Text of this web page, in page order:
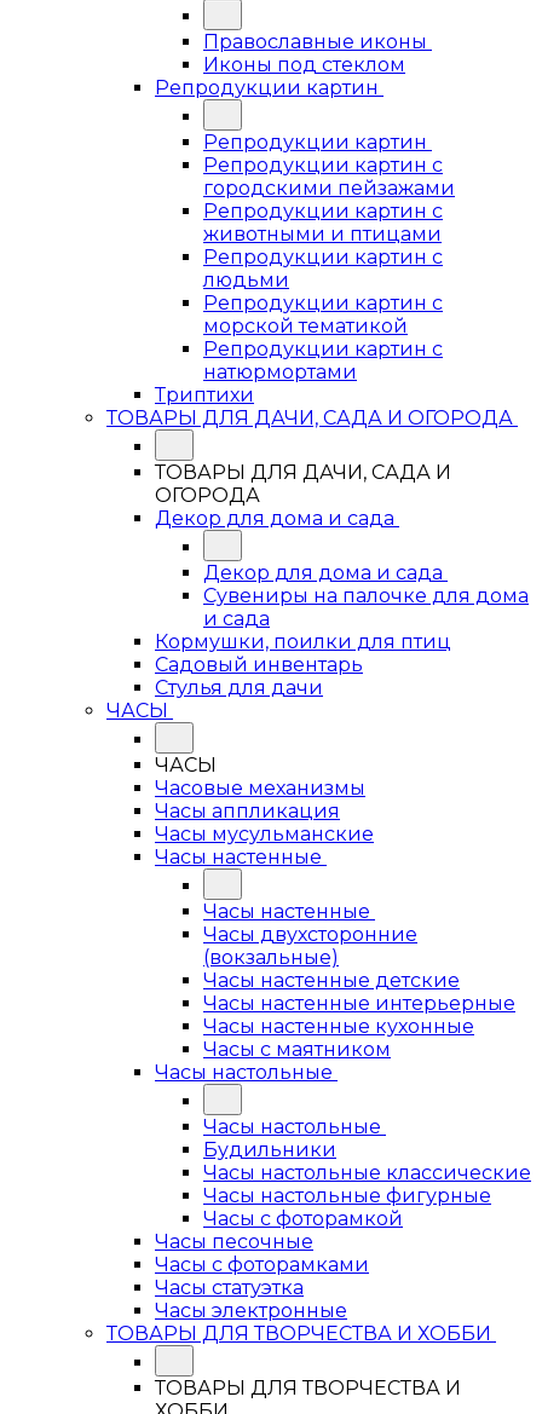
Православные иконы
Иконы под стеклом
Репродукции картин
Репродукции картин
Репродукции картин с
городскими пейзажами
Репродукции картин с
животными и птицами
Репродукции картин с
людьми
Репродукции картин с
морской тематикой
Репродукции картин с
натюрмортами
Триптихи
ТОВАРЫ ДЛЯ ДАЧИ, САДА И ОГОРОДА
ТОВАРЫ ДЛЯ ДАЧИ, САДА И
ОГОРОДА
Декор для дома и сада
Декор для дома и сада
Сувениры на палочке для дома
и сада
Кормушки, поилки для птиц
Садовый инвентарь
Стулья для дачи
ЧАСЫ
ЧАСЫ
Часовые механизмы
Часы аппликация
Часы мусульманские
Часы настенные
Часы настенные
Часы двухсторонние
(вокзальные)
Часы настенные детские
Часы настенные интерьерные
Часы настенные кухонные
Часы с маятником
Часы настольные
Часы настольные
Будильники
Часы настольные классические
Часы настольные фигурные
Часы с фоторамкой
Часы песочные
Часы с фоторамками
Часы статуэтка
Часы электронные
ТОВАРЫ ДЛЯ ТВОРЧЕСТВА И ХОББИ
ТОВАРЫ ДЛЯ ТВОРЧЕСТВА И